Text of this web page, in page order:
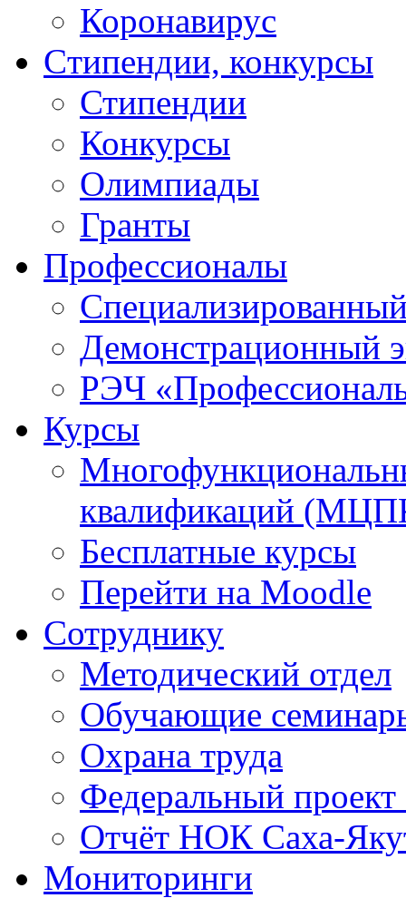
Коронавирус
Cтипендии, конкурсы
Стипендии
Конкурсы
Олимпиады
Гранты
Профессионалы
Демонстрационный
РЭЧ
Курсы
квалификаций
Бесплатные курсы
Перейти на Moodle
Сотруднику
Методический отдел
Обучающие
Охрана труда
Федеральный
Отчёт НОК Саха-
Мониторинги